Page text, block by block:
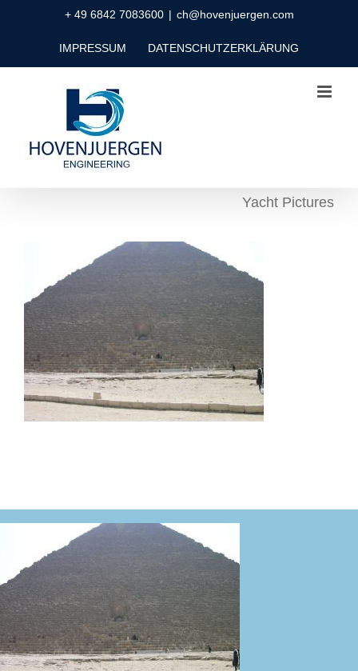
+ 49 6842 7083600 | ch@hovenjuergen.com
IMPRESSUM DATENSCHUTZERKLÄRUNG
Yacht Pictures